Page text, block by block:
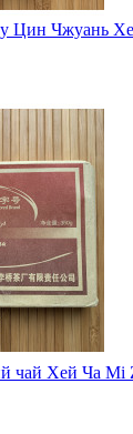
Цин Чжуань
чай Хей Ча Mi